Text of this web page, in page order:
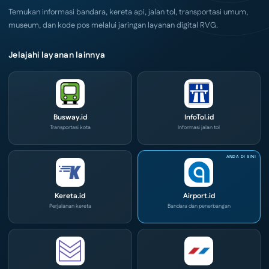
2026
Temukan informasi bandara, kereta api, jalan tol, transportasi umum,
museum, dan kode pos melalui jaringan layanan digital RVG.
Jelajahi layanan lainnya
Busway.id
Transportasi kota
InfoTol.id
Informasi jalan tol
Kereta.id
Perjalanan kereta
Airport.id
Bandara dan penerbangan